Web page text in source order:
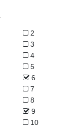
2
3
4
5
6
7
8
9
10